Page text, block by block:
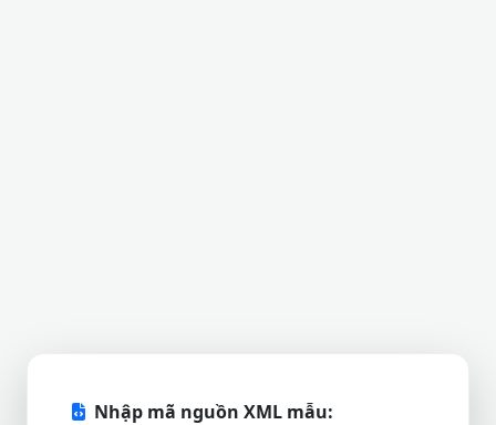
Nhập mã nguồn XML mẫu: